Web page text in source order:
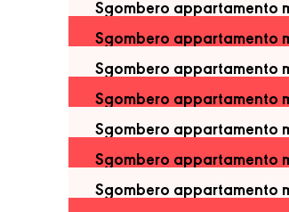
Sgombero appartamento
Sgombero appartamento
Sgombero appartamento
Sgombero appartamento
Sgombero appartamento
Sgombero appartamento
Sgombero appartamento